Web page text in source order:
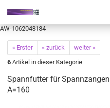
AW-1062048184
« Erster « zurück
weiter »
6 Artikel in dieser Kategorie
Spannfutter für
A=160